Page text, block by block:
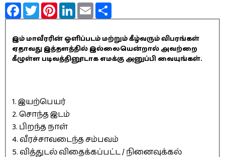
FacebookTwitterPinterestLinkedInEmail
இம் மாவீரரின் ஒளிப்படம் மற்றும் கீழ்வரும் விபரங்கள்
ஏதாவது இத்தளத்தில் இல்லையென்றால் அவற்றை
கீழுள்ள படிவத்தினூடாக எமக்கு அனுப்பி வையுங்கள்.
1. இயற்பெயர்
2. சொந்த இடம்
3. பிறந்த நாள்
4. வீரச்சாவடைந்த சம்பவம்
5. வித்துடல் விதைக்கப்பட்ட / நினைவுக்கல்